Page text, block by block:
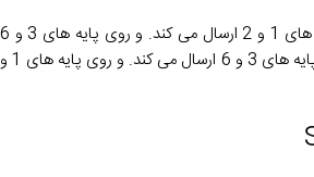
بنابراین یک DTE روی پایه های 1 و 2 ارسال می کند. و روی پایه های 3 و 6
دریافت می کند. DCE روی پایه های 3 و 6 ارسال می کند. و روی پایه های 1 و